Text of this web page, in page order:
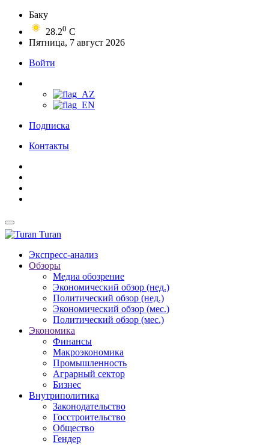
Баку
28.20 C
Пятница, 7 август 2026
Войти
Подписка
Контакты
Turan
Экспресс-анализ
Обзоры
Медиа обозрение
Экономический обзор (нед.)
Политический обзор (нед.)
Экономический обзор (мес.)
Политический обзор (мес.)
Экономика
Финансы
Макроэкономика
Промышленность
Аграрный сектор
Бизнес
Внутриполитика
Законодательство
Госстроительство
Общество
Гендер